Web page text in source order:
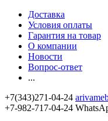
Доставка
Условия оплаты
Гарантия на товар
О компании
Новости
Вопрос-ответ
...
+7(343)271-04-24
+7-982-717-04-24